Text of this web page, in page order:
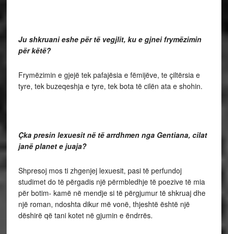
Ju shkruani eshe për të vegjlit, ku e gjnei frymëzimin
për këtë?
Frymëzimin e gjejë tek pafajësia e fëmijëve, te çiltërsia e
tyre, tek buzeqeshja e tyre, tek bota të cilën ata e shohin.
Çka presin lexuesit në të arrdhmen nga Gentiana, cilat
janë planet e juaja?
Shpresoj mos ti zhgenjej lexuesit, pasi të perfundoj
studimet do të përgadis një përmbledhje të poezive të mia
për botim- kamë në mendje si të përgjumur të shkruaj dhe
një roman, ndoshta dikur më vonë, thjeshtë është një
dëshirë që tani kotet në gjumin e ëndrrës.